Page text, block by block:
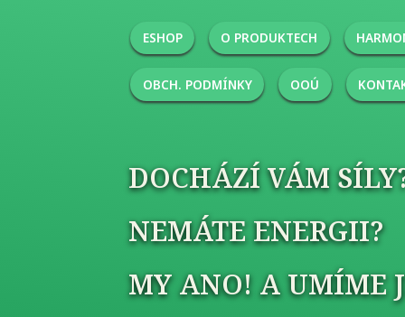
ESHOP O PRODUKTECH
OBCH. PODMÍNKY OOÚ
DOCHÁZÍ VÁM
NEMÁTE ENERGII?
MY ANO! A UMÍME